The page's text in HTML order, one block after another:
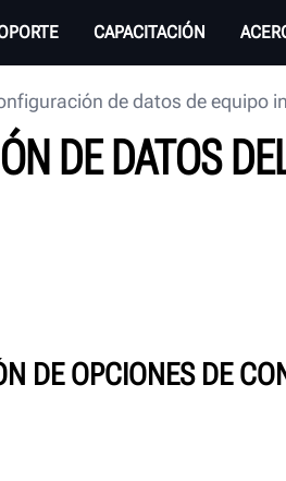
CAPACITACIÓN
de datos de equipo
DE DATOS
DE OPCIONES DE